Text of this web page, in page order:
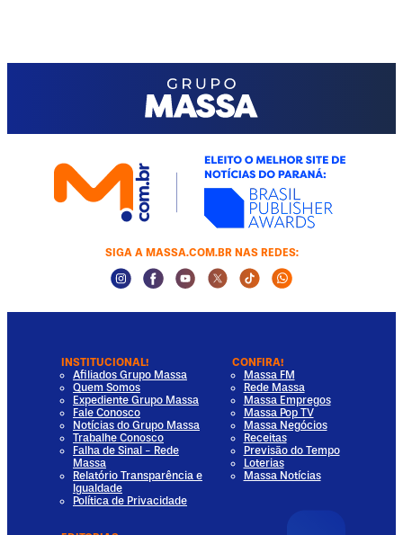
SIGA A MASSA.COM.BR NAS REDES:
Instagram Social Media
Facebook Social Media
Youtube Social Media
Twitter Social Media
Tiktok Social Media
Whatsapp
INSTITUCIONAL!
Afiliados Grupo Massa
Quem Somos
Expediente Grupo Massa
Fale Conosco
Notícias do Grupo Massa
Trabalhe Conosco
Falha de Sinal - Rede
Massa
Relatório Transparência e
Igualdade
Política de Privacidade
CONFIRA!
Massa FM
Rede Massa
Massa Empregos
Massa Pop TV
Massa Negócios
Receitas
Previsão do Tempo
Loterias
Massa Notícias